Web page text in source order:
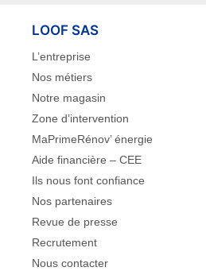
LOOF SAS
L’entreprise
Nos métiers
Notre magasin
Zone d’intervention
MaPrimeRénov’ énergie
Aide financière – CEE
Ils nous font confiance
Nos partenaires
Revue de presse
Recrutement
Nous contacter